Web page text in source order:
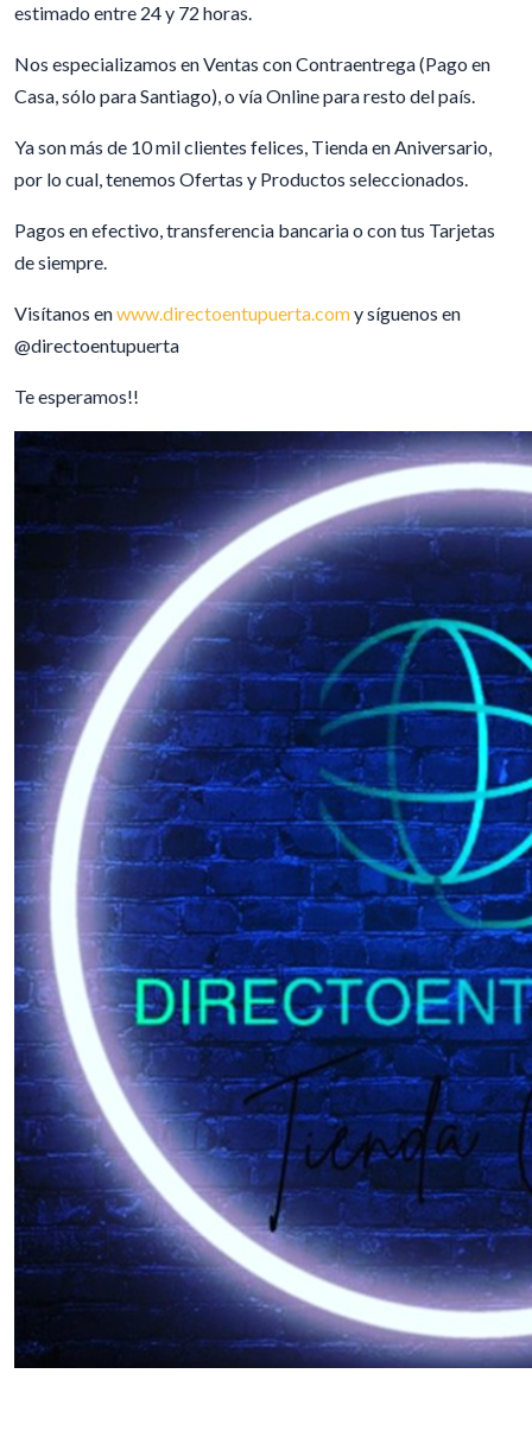
estimado entre 24 y 72 horas.
Nos especializamos en Ventas con Contraentrega (Pago en
Casa, sólo para Santiago), o vía Online para resto del país.
Ya son más de 10 mil clientes felices, Tienda en Aniversario,
por lo cual, tenemos Ofertas y Productos seleccionados.
Pagos en efectivo, transferencia bancaria o con tus Tarjetas
de siempre.
Visítanos enwww.directoentupuerta.comy síguenos en
@directoentupuerta
Te esperamos!!